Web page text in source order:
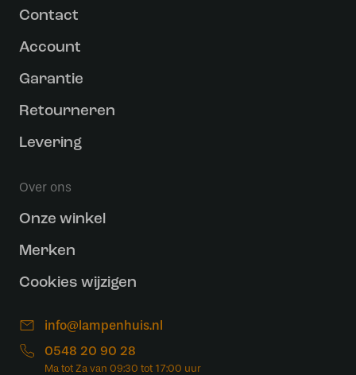
Contact
Account
Garantie
Retourneren
Levering
Over ons
Onze winkel
Merken
Cookies wijzigen
info@lampenhuis.nl
0548 20 90 28